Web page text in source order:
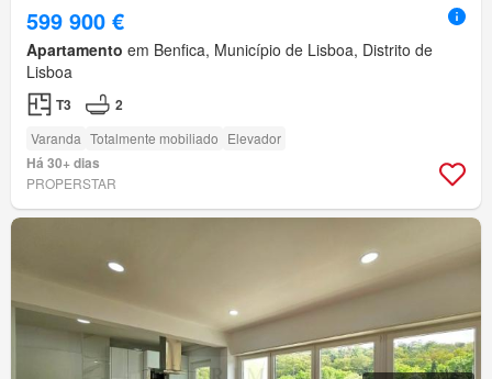
599 900 €
Apartamento em Benfica, Município de Lisboa, Distrito de
Lisboa
T3 2
Varanda Totalmente mobiliado Elevador
Há 30+ dias
PROPERSTAR